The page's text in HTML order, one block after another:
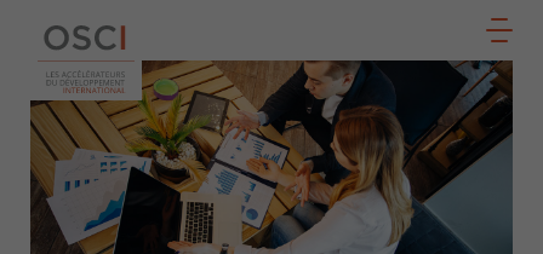
ADHÉRER
Suivez
notre
actualité
sur